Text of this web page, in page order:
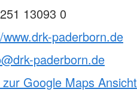
13093 0
paderborn.de
paderborn.de
zur Google Maps Ansicht